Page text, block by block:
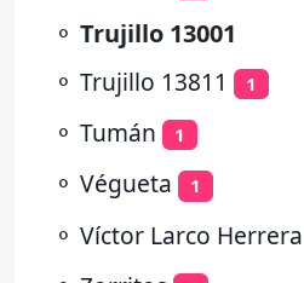
⚬ Trujillo 13001
⚬ Trujillo 13811 1
⚬ Tumán 1
⚬ Végueta 1
⚬ Víctor Larco